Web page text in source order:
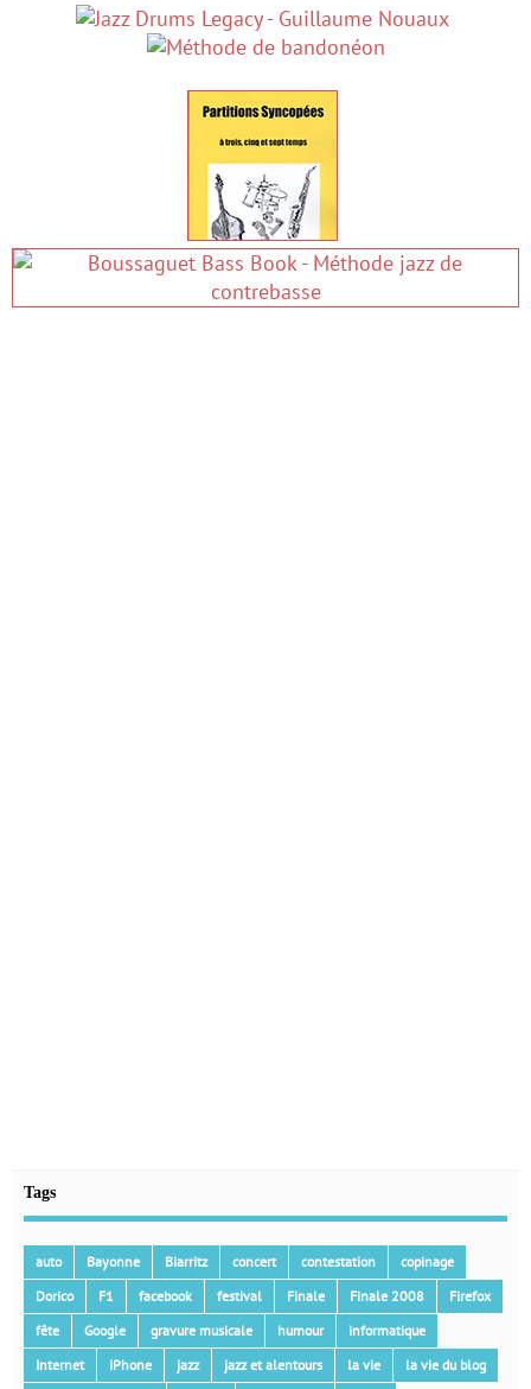
Tags
auto Bayonne Biarritz concert contestation
copinage
Dorico
F1 facebook festival Finale Finale 2008
Firefox
fête
Google gravure musicale humour
informatique
Internet
iPhone jazz jazz et alentours la vie
la vie du blog